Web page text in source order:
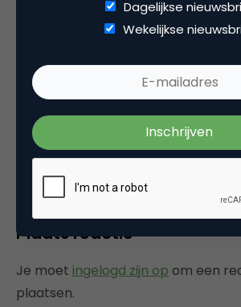
Richard Lagrand
De onderwerpen komen me
Veel succes, ook aan de
cursisten.
7 april 2008 om 04:40
Plaats reactie
Je moet ingelogd zijn op om een
plaatsen.
Dagelijkse
Wekelijkse